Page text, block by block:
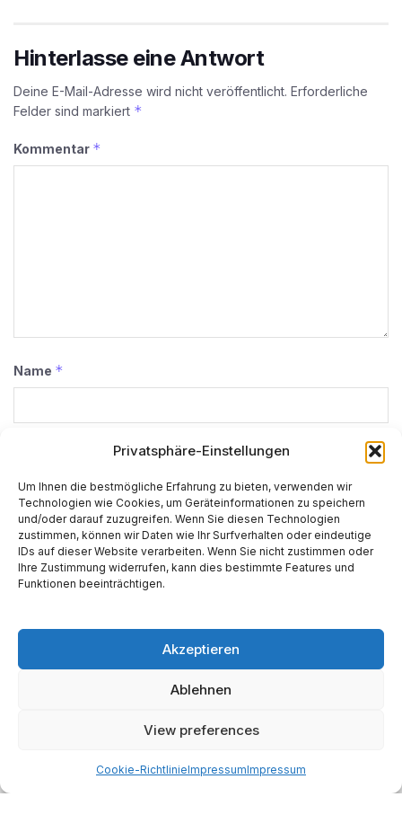
Privatsphäre-Einstellungen
Um Ihnen die bestmögliche Erfahrung zu bieten, verwenden wir
Technologien wie Cookies, um Geräteinformationen zu speichern
und/oder darauf zuzugreifen. Wenn Sie diesen Technologien
zustimmen, können wir Daten wie Ihr Surfverhalten oder eindeutige
IDs auf dieser Website verarbeiten. Wenn Sie nicht zustimmen oder
Ihre Zustimmung widerrufen, kann dies bestimmte Features und
Funktionen beeinträchtigen.
Akzeptieren
Ablehnen
View preferences
Cookie-RichtlinieImpressumImpressum
Hinterlasse eine Antwort
Deine E-Mail-Adresse wird nicht veröffentlicht. Erforderliche
Felder sind markiert *
Kommentar *
Name *
E-Mail-Adresse*
Website
Alternative:
Kapital Prognosen